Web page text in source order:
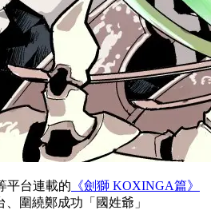
平台連載的 《劍獅 KOXINGA篇》
圍繞鄭成功「國姓爺」